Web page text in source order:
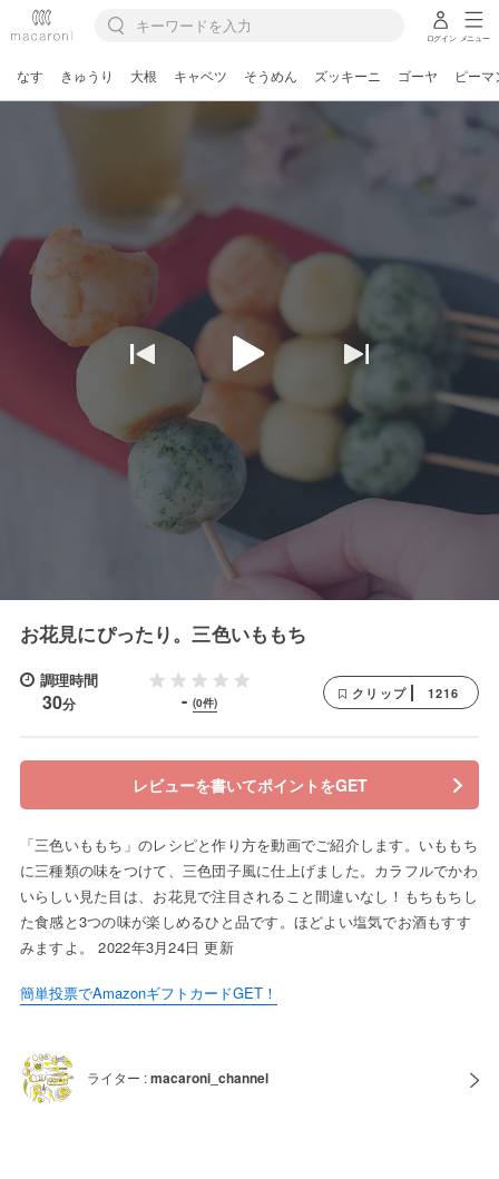
ログイン メニュー
なす きゅうり 大根 キャベツ そうめん ズッキーニ ゴーヤ ピーマ
お花見にぴったり。三色いももち
調理時間
30分 - (0件)
クリップ 1216
レビューを書いてポイントをGET
「三色いももち」のレシピと作り方を動画でご紹介します。いももち
に三種類の味をつけて、三色団子風に仕上げました。カラフルでかわ
いらしい見た目は、お花見で注目されること間違いなし！もちもちし
た食感と3つの味が楽しめるひと品です。ほどよい塩気でお酒もすす
みますよ。 2022年3月24日 更新
簡単投票でAmazonギフトカードGET！
ライター :macaroni_channel